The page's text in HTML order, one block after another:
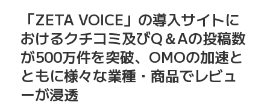
「ZETA VOICE」の導入サイトに
おけるクチコミ及びQ＆Aの投稿数
が500万件を突破、OMOの加速と
ともに様々な業種・商品でレビュ
ーが浸透